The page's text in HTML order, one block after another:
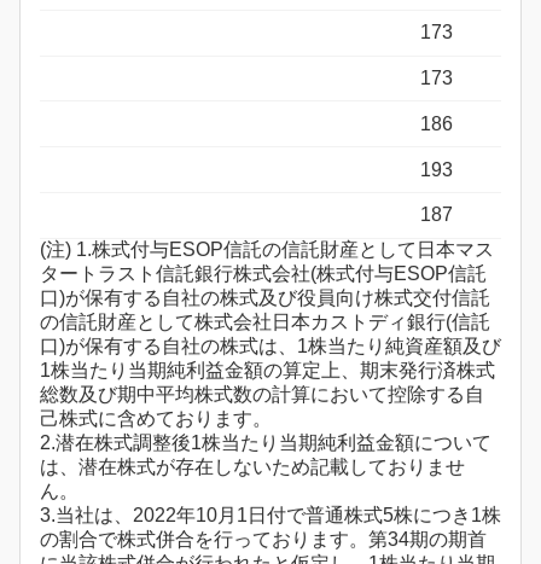
173
173
186
193
187
(注) 1.株式付与ESOP信託の信託財産として日本マス
タートラスト信託銀行株式会社(株式付与ESOP信託
口)が保有する自社の株式及び役員向け株式交付信託
の信託財産として株式会社日本カストディ銀行(信託
口)が保有する自社の株式は、1株当たり純資産額及び
1株当たり当期純利益金額の算定上、期末発行済株式
総数及び期中平均株式数の計算において控除する自
己株式に含めております。
2.潜在株式調整後1株当たり当期純利益金額について
は、潜在株式が存在しないため記載しておりませ
ん。
3.当社は、2022年10月1日付で普通株式5株につき1株
の割合で株式併合を行っております。第34期の期首